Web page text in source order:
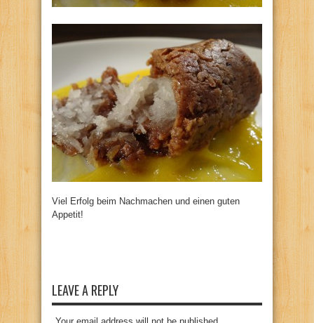
Viel Erfolg beim Nachmachen und einen guten
Appetit!
LEAVE A REPLY